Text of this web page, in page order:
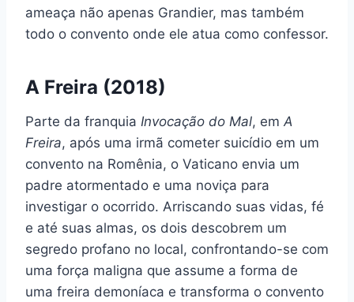
ameaça não apenas Grandier, mas também
todo o convento onde ele atua como confessor.
A Freira (2018)
Parte da franquia Invocação do Mal, em A
Freira, após uma irmã cometer suicídio em um
convento na Romênia, o Vaticano envia um
padre atormentado e uma noviça para
investigar o ocorrido. Arriscando suas vidas, fé
e até suas almas, os dois descobrem um
segredo profano no local, confrontando-se com
uma força maligna que assume a forma de
uma freira demoníaca e transforma o convento